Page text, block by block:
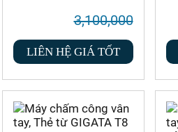
3,100,000
LIÊN HỆ GIÁ TỐT